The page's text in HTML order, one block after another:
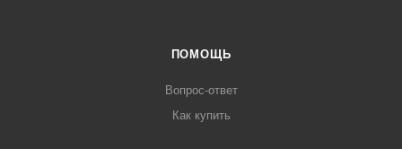
ПОМОЩЬ
Вопрос-ответ
Как купить